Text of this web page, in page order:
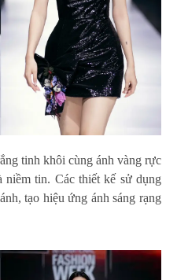
tinh khôi cùng ánh vàng rực
tin. Các thiết kế sử dụng
tạo hiệu ứng ánh sáng rạng